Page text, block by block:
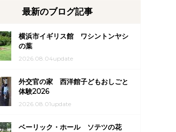
最新のブログ記事
横浜市イギリス館 ワシントンヤシ
の葉
2026.08.04update
外交官の家 西洋館子どもおしごと
体験2026
2026.08.01update
ベーリック・ホール ソテツの花